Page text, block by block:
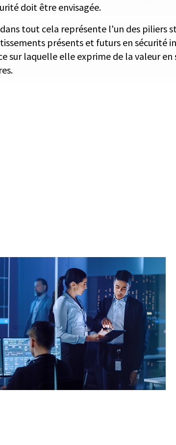
doit être envisagée.
tout cela représente l'un des piliers
présents et futurs en sécurité
sur laquelle elle exprime de la valeur en